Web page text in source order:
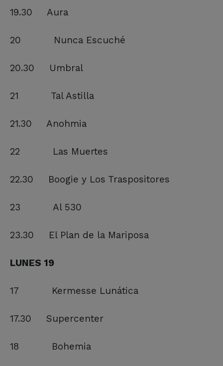
19.30 Aura
20 Nunca Escuché
20.30 Umbral
21 Tal Astilla
21.30 Anohmia
22 Las Muertes
22.30 Boogie y Los Traspositores
23 Al 530
23.30 El Plan de la Mariposa
LUNES 19
17 Kermesse Lunática
17.30 Supercenter
18 Bohemia